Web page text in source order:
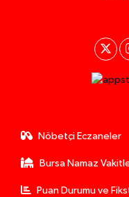
Nöbetçi Eczaneler
Bursa Namaz
Puan Durumu ve